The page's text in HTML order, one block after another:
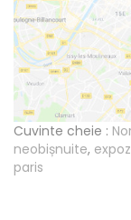
Cuvinte cheie :
neobișnuite,
paris